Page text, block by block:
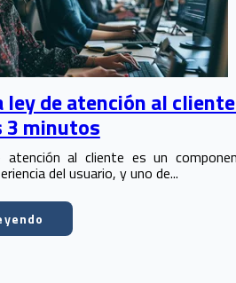
ley de atención al
3 minutos
atención al cliente es un
del usuario, y uno de...